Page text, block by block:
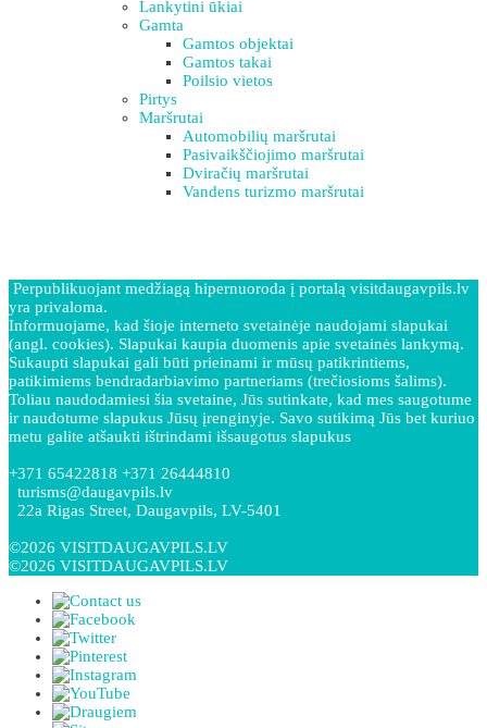
Lankytini ūkiai
Gamta
Gamtos objektai
Gamtos takai
Poilsio vietos
Pirtys
Maršrutai
Automobilių maršrutai
Pasivaikščiojimo maršrutai
Dviračių maršrutai
Vandens turizmo maršrutai
Perpublikuojant medžiagą hipernuoroda į portalą visitdaugavpils.lv
yra privaloma.
Informuojame, kad šioje interneto svetainėje naudojami slapukai
(angl. cookies). Slapukai kaupia duomenis apie svetainės lankymą.
Sukaupti slapukai gali būti prieinami ir mūsų patikrintiems,
patikimiems bendradarbiavimo partneriams (trečiosioms šalims).
Toliau naudodamiesi šia svetaine, Jūs sutinkate, kad mes saugotume
ir naudotume slapukus Jūsų įrenginyje. Savo sutikimą Jūs bet kuriuo
metu galite atšaukti ištrindami išsaugotus slapukus
+371 65422818 +371 26444810
turisms@daugavpils.lv
22a Rigas Street, Daugavpils, LV-5401
©2026 VISITDAUGAVPILS.LV
©2026 VISITDAUGAVPILS.LV